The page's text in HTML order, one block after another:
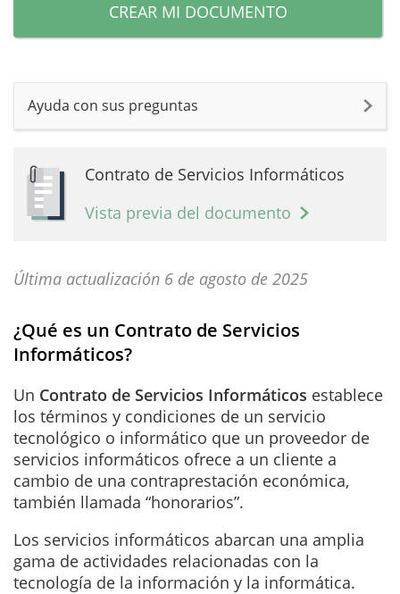
CREAR MI DOCUMENTO
Ayuda con sus preguntas
Contrato de Servicios Informáticos
Vista previa del documento
Última actualización 6 de agosto de 2025
¿Qué es un Contrato de Servicios
Informáticos?
Un Contrato de Servicios Informáticos establece
los términos y condiciones de un servicio
tecnológico o informático que un proveedor de
servicios informáticos ofrece a un cliente a
cambio de una contraprestación económica,
también llamada “honorarios”.
Los servicios informáticos abarcan una amplia
gama de actividades relacionadas con la
tecnología de la información y la informática.